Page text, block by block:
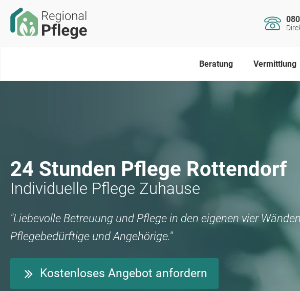
Beratung Vermittlung
24 Stunden Pflege Rottendorf
Individuelle Pflege Zuhause
"Liebevolle Betreuung und Pflege in den eigenen vier
Pflegebedürftige und Angehörige."
Kostenloses Angebot anfordern